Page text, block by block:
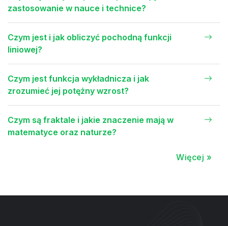
zastosowanie w nauce i technice?
Czym jest i jak obliczyć pochodną funkcji
liniowej?
Czym jest funkcja wykładnicza i jak
zrozumieć jej potężny wzrost?
Czym są fraktale i jakie znaczenie mają w
matematyce oraz naturze?
Więcej »